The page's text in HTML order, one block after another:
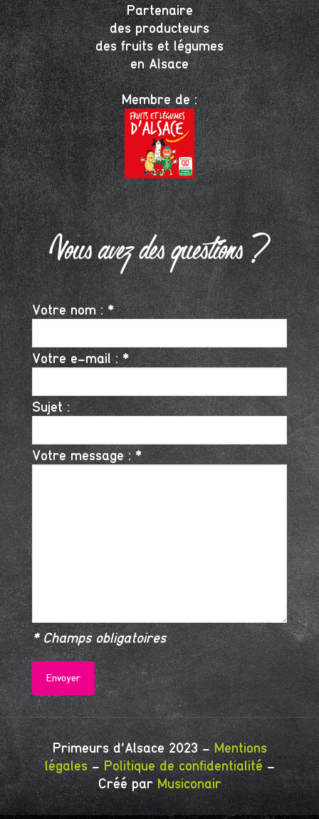
Partenaire
des producteurs
des fruits et légumes
en Alsace
Membre de :
Vous avez des questions ?
Votre nom : *
Votre e-mail : *
Sujet :
Votre message : *
* Champs obligatoires
Primeurs d'Alsace 2023 - Mentions
légales- Politique de confidentialité-
Créé par Musiconair